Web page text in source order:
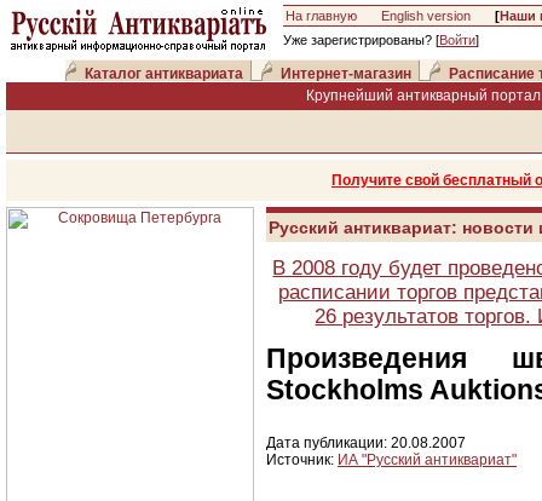
На главную English version [Наши
Уже зарегистрированы? [Войти]
Каталог антиквариата Интернет-магазин
Расписание
Крупнейший антикварный
Получите свой
Русский антиквариат:
В 2008 году будет
расписании торгов
26 результатов
Произведения
Stockholms
Дата публикации: 20.08.2007
Источник: ИА "Русский антиквариат"